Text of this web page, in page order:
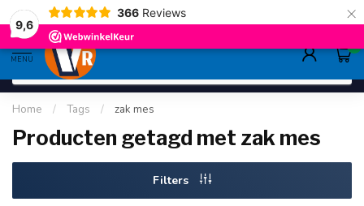
9,6
366 Reviews ×
deskundig adviessinds 1948 ruim
MENU
0
Home / Tags / zak mes
Producten getagd met zak mes
Filters